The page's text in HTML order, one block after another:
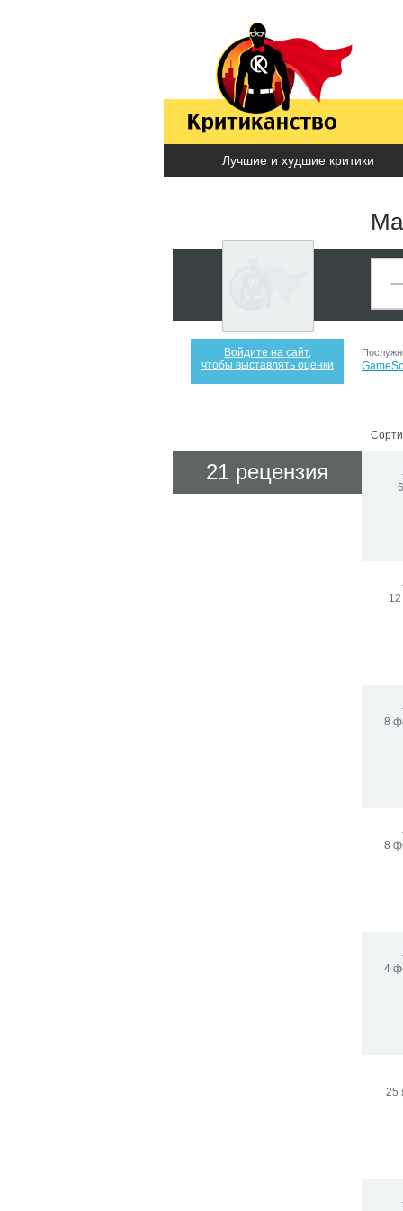
Лучшие и худшие критики
−
Войдите на сайт,
чтобы выставлять оценки
21 рецензия
8
8
4
25